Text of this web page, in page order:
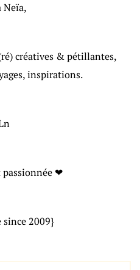
Neïa,
créatives & pétillantes,
inspirations.
❤
since 2009}